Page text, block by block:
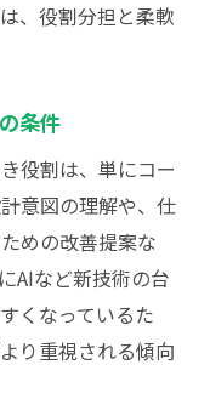
、役割分担と柔軟
条件
役割は、単にコー
意図の理解や、仕
めの改善提案な
AIなど新技術の台
くなっているた
り重視される傾向